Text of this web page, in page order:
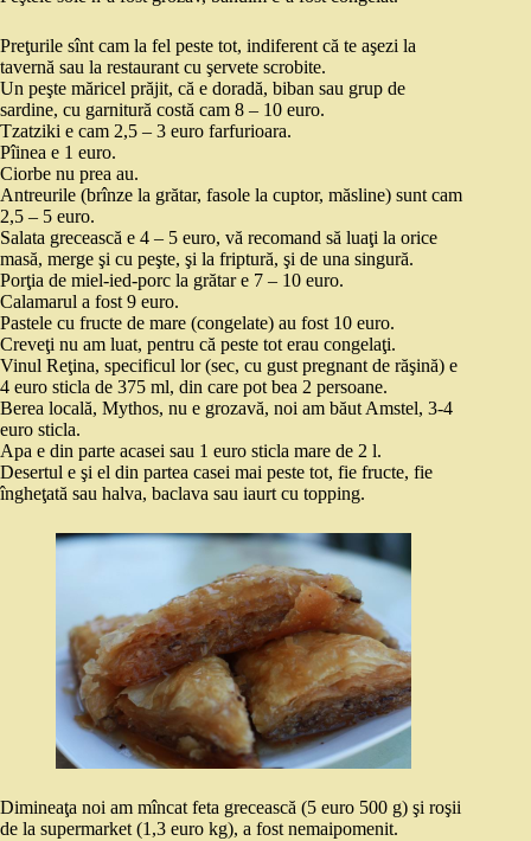
Preţurile sînt cam la fel peste tot, indiferent că te aşezi la
tavernă sau la restaurant cu şervete scrobite.
Un peşte măricel prăjit, că e doradă, biban sau grup de
sardine, cu garnitură costă cam 8 – 10 euro.
Tzatziki e cam 2,5 – 3 euro farfurioara.
Pîinea e 1 euro.
Ciorbe nu prea au.
Antreurile (brînze la grătar, fasole la cuptor, măsline) sunt cam
2,5 – 5 euro.
Salata grecească e 4 – 5 euro, vă recomand să luaţi la orice
masă, merge şi cu peşte, şi la friptură, şi de una singură.
Porţia de miel-ied-porc la grătar e 7 – 10 euro.
Calamarul a fost 9 euro.
Pastele cu fructe de mare (congelate) au fost 10 euro.
Creveţi nu am luat, pentru că peste tot erau congelaţi.
Vinul Reţina, specificul lor (sec, cu gust pregnant de răşină) e
4 euro sticla de 375 ml, din care pot bea 2 persoane.
Berea locală, Mythos, nu e grozavă, noi am băut Amstel, 3-4
euro sticla.
Apa e din parte acasei sau 1 euro sticla mare de 2 l.
Desertul e şi el din partea casei mai peste tot, fie fructe, fie
îngheţată sau halva, baclava sau iaurt cu topping.
Dimineaţa noi am mîncat feta grecească (5 euro 500 g) şi roşii
de la supermarket (1,3 euro kg), a fost nemaipomenit.